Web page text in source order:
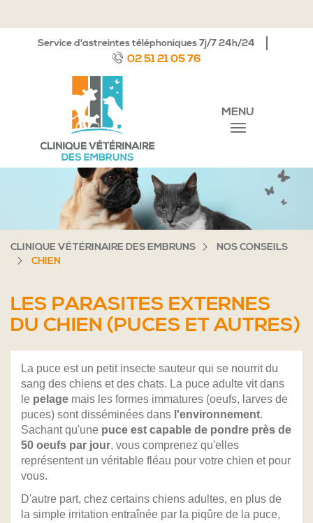
MENU
Service d'astreintes téléphoniques 7j/7 24h/24
02 51 21 05 76
CLINIQUE VÉTÉRINAIRE DES EMBRUNS
NOS CONSEILS
CHIEN
LES PARASITES EXTERNES
DU CHIEN (PUCES ET AUTRES)
La puce est un petit insecte sauteur qui se nourrit du
sang des chiens et des chats. La puce adulte vit dans
le pelage mais les formes immatures (oeufs, larves de
puces) sont disséminées dans l'environnement.
Sachant qu'une puce est capable de pondre près de
50 oeufs par jour, vous comprenez qu'elles
représentent un véritable fléau pour votre chien et pour
vous.
D'autre part, chez certains chiens adultes, en plus de
la simple irritation entraînée par la piqûre de la puce,